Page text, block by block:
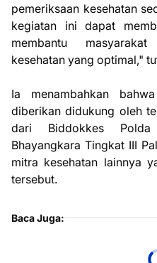
pemeriksaan kesehatan
kegiatan ini dapat
membantu
kesehatan yang optimal,"
Ia menambahkan
diberikan didukung oleh
dari Biddokkes
Bhayangkara Tingkat III
mitra kesehatan lainnya
tersebut.
Baca Juga: